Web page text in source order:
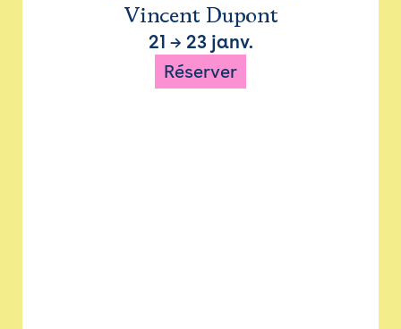
Vincent Dupont
21 → 23 janv.
Réserver